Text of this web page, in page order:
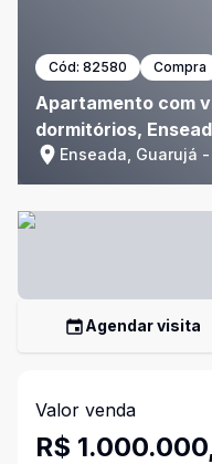
Cód: 82580 Compra
Apartamento com
dormitórios,
Enseada, Guarujá -
Agendar visita
Valor venda
R$